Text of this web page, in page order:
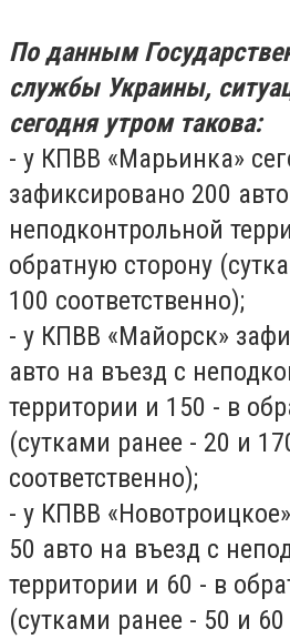
По данным
службы Украины,
сегодня утром такова:
- у КПВВ «Марьинка»
зафиксировано 200
неподконтрольной
обратную сторону
100 соответственно);
- у КПВВ «Майорск»
авто на въезд с
территории и 150 - в
(сутками ранее - 20 и
соответственно);
- у КПВВ
50 авто на въезд с
территории и 60 - в
(сутками ранее - 50 и 60